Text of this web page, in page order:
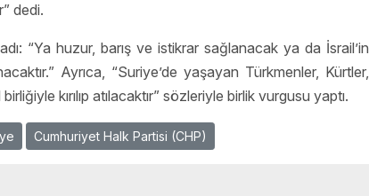
dedi.
“Ya huzur, barış ve istikrar sağlanacak ya da İsrail’in
Ayrıca, “Suriye’de yaşayan Türkmenler, Kürtler,
kırılıp atılacaktır” sözleriyle birlik vurgusu yaptı.
Cumhuriyet Halk Partisi (CHP)